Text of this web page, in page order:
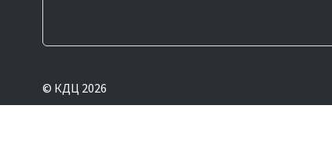
© КДЦ 2026